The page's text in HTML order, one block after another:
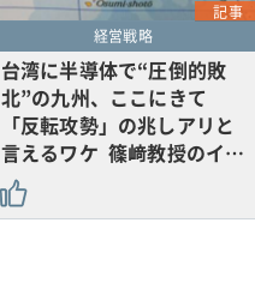
記事
経営戦略
台湾に半導体で“圧倒的敗
北”の九州、ここにきて
「反転攻勢」の兆しアリと
言えるワケ 篠﨑教授のイ…